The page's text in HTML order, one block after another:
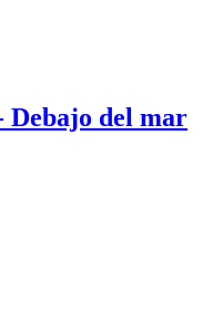
del mar